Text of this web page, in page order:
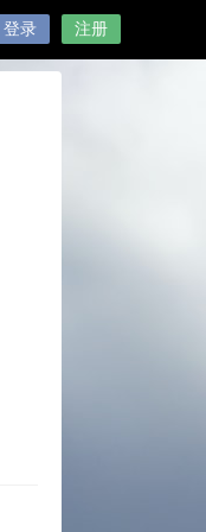
登录 注册